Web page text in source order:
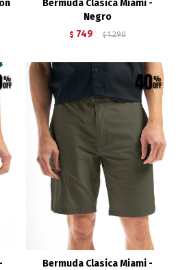
Bermuda Clasica Miami -
Negro
$ 749 $ 1.290
Bermuda Clasica Miami -